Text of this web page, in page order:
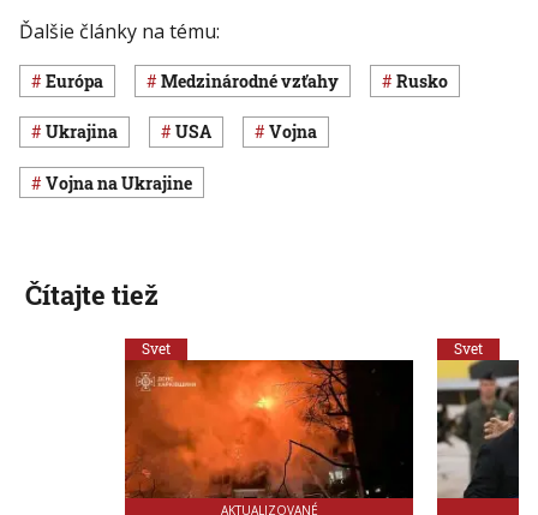
Ďalšie články na tému:
Európa medzinárodné vzťahy Rusko
Ukrajina USA vojna
vojna na Ukrajine
Čítajte tiež
Svet
AKTUALIZOVANÉ
Svet